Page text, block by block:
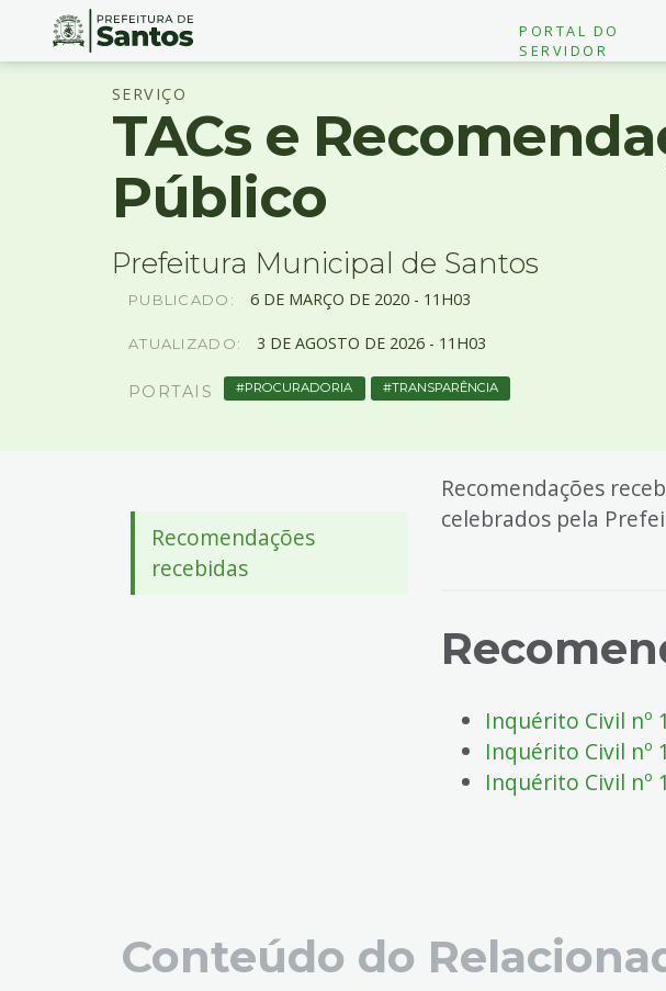
Ir
PORTAL DO
SERVIDOR
Conteúdo
SERVIÇO
TACs e
Público
Prefeitura Municipal de Santos
PUBLICADO: 6 DE MARÇO DE 2020 - 11H03
ATUALIZADO: 3 DEAGOSTO DE 2026 - 11H03
PORTAIS PROCURADORIA TRANSPARÊNCIA
Recomendações
recebidas
Recomendações
celebrados pela
Inquérito Civil nº
Inquérito Civil nº
Inquérito Civil nº
Conteúdo do